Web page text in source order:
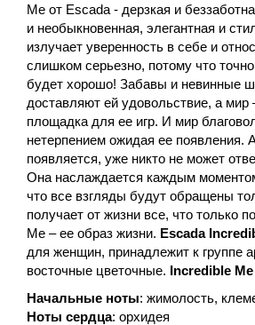
Me от Escada - дерзкая и
и необыкновенная, элегантная и
излучает уверенность в себе и
слишком серьезно, потому что точно
будет хорошо! Забавы и невинные
доставляют ей удовольствие, а мир
площадка для ее игр. И мир
нетерпением ожидая ее появления.
появляется, уже никто не может
Она наслаждается каждым
что все взгляды будут обращены
получает от жизни все, что только
Me – ее образ жизни. Escada
для женщин, принадлежит к группе
восточные цветочные. Incredible Me
Начальные ноты: жимолость,
Ноты сердца: орхидея